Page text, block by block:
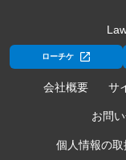
ローチケ
会社概要 サ
お問
個人情報の